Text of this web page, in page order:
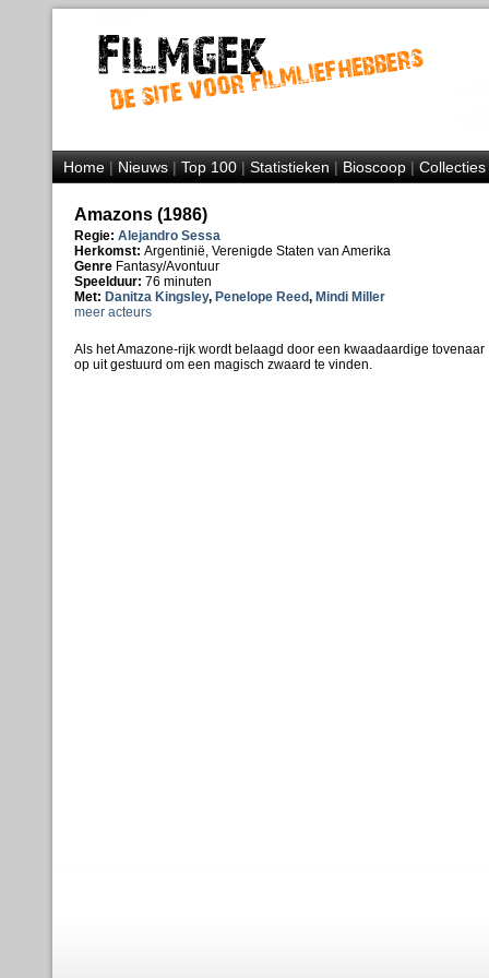
Home|Nieuws|Top 100|Statistieken|Bioscoop|Collecties
Amazons (1986)
Regie: Alejandro Sessa
Herkomst: Argentinië, Verenigde Staten van Amerika
Genre Fantasy/Avontuur
Speelduur: 76 minuten
Met: Danitza Kingsley, Penelope Reed, Mindi Miller
meer acteurs
Als het Amazone-rijk wordt belaagd door een kwaadaardige tovenaar
op uit gestuurd om een magisch zwaard te vinden.